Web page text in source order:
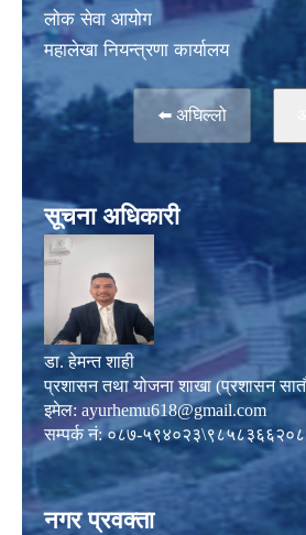
लाेक सेवा आयोग
महालेखा नियन्त्रणा कार्यालय
⬅️ अघिल्लो
सूचना अधिकारी
डा. हेमन्त शाही
प्रशासन तथा योजना शाखा (प्रशासन
इमेल: ayurhemu618@gmail.com
सम्पर्क नं: ०८७-५९४०२३\९८५८३६६२०८
नगर प्रवक्ता